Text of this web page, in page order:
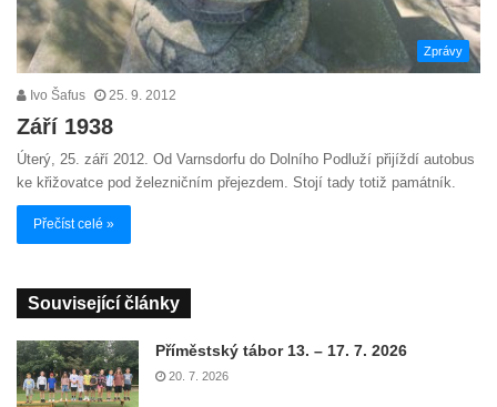
Zprávy
Ivo Šafus 25. 9. 2012
Září 1938
Úterý, 25. září 2012. Od Varnsdorfu do Dolního Podluží přijíždí autobus
ke křižovatce pod železničním přejezdem. Stojí tady totiž památník.
Přečíst celé »
Související články
Příměstský tábor 13. – 17. 7. 2026
20. 7. 2026